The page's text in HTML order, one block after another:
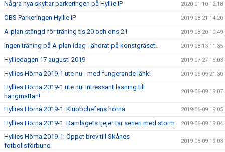
Några nya skyltar parkeringen på Hyllie IP 2020-01-10 12:18
OBS Parkeringen Hyllie IP 2019-08-21 14:20
A-plan stängd för träning tis 20 och ons 21 2019-08-20 10:49
Ingen träning på A-plan idag - ändrat på konstgräset.. 2019-08-13 11:35
Hylliedagen 17 augusti 2019 2019-07-27 16:03
Hyllies Hörna 2019-1 ute nu - med fungerande länk! 2019-06-09 21:30
Hyllies Hörna 2019-1 ute nu! Intressant läsning till
hängmattan!
2019-06-09 19:07
Hyllies Hörna 2019-1: Klubbchefens hörna 2019-06-09 19:05
Hyllies Hörna 2019-1: Damlagets tjejer tar serien med storm 2019-06-09 19:04
Hyllies Hörna 2019-1: Öppet brev till Skånes
fotbollsförbund
2019-06-09 19:03